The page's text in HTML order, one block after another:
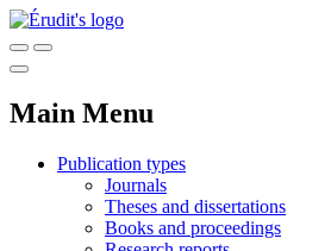
Main Menu
Publication types
Journals
Theses and dissertations
Books and proceedings